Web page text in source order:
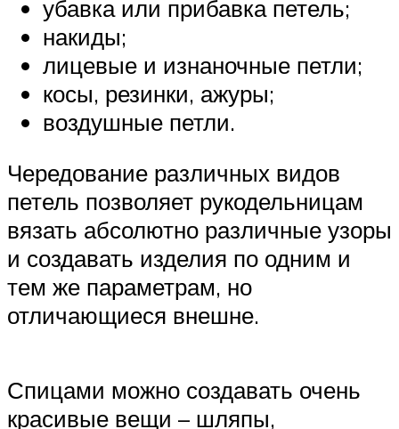
убавка или прибавка петель;
накиды;
лицевые и изнаночные петли;
косы, резинки, ажуры;
воздушные петли.
Чередование различных видов
петель позволяет рукодельницам
вязать абсолютно различные узоры
и создавать изделия по одним и
тем же параметрам, но
отличающиеся внешне.
Спицами можно создавать очень
красивые вещи – шляпы,